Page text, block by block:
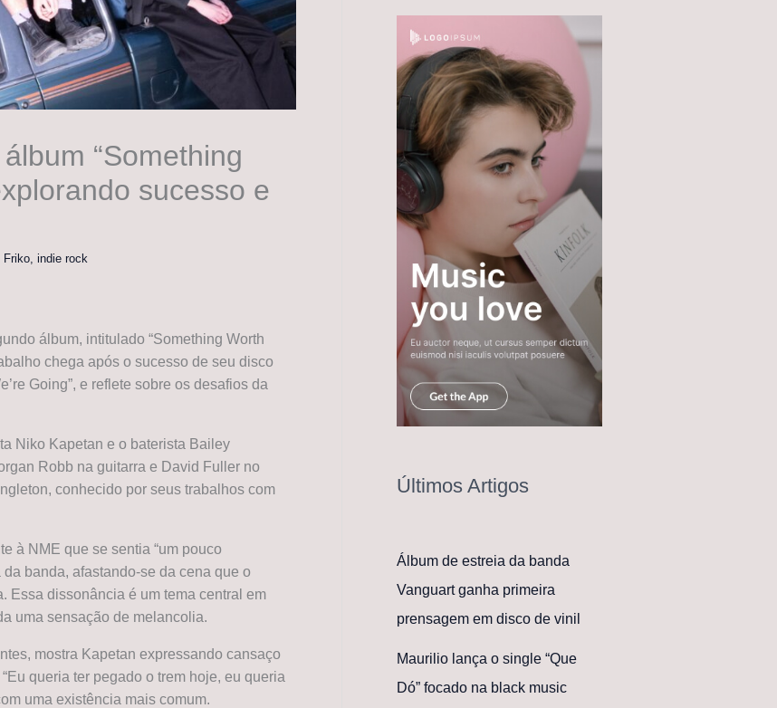
“Something
sucesso e
Friko indie rock
álbum, intitulado “Something Worth
chega após o sucesso de seu disco
Going”, e reflete sobre os desafios da
Niko Kapetan e o baterista Bailey
Robb na guitarra e David Fuller no
conhecido por seus trabalhos com
à NME que se sentia “um pouco
banda, afastando-se da cena que o
Essa dissonância é um tema central em
uma sensação de melancolia.
mostra Kapetan expressando cansaço
queria ter pegado o trem hoje, eu queria
uma existência mais comum.
Últimos Artigos
Álbum de estreia da banda
Vanguart ganha primeira
prensagem em disco de vinil
Maurilio lança o single “Que
Dó” focado na black music